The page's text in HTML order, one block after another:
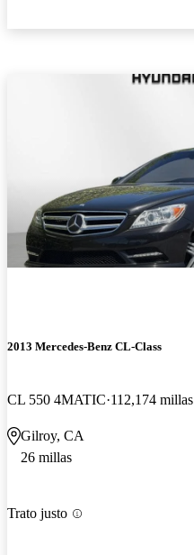
2013 Mercedes-Benz CL-Class
CL 550 4MATIC 112,174 millas
Gilroy, CA
26 millas
Trato justo